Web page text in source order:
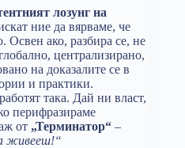
лозунг на
ние да вярваме, че
Освен ако, разбира се, не
централизирано,
на доказалите се в
и практики.
така. Дай ни власт,
перифразираме
от „Терминатор“ –
живееш!“